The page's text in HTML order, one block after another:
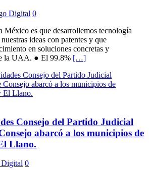
Digital 0
México es que desarrollemos tecnología
ideas con patentes y que
en soluciones concretas y
la UAA. ● El 99.8% […]
Consejo del Partido Judicial
abarcó a los municipios de
Llano.
0